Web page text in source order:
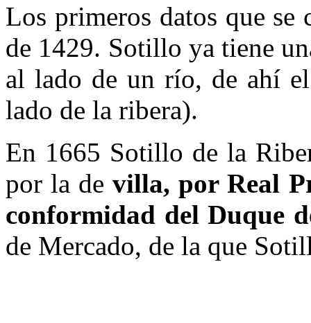
Los primeros datos que se
de 1429. Sotillo ya tiene
al lado de un río, de ahí
lado de la ribera).
En 1665 Sotillo de la
por la devilla, por Real
conformidad del Duque
de Mercado, de la que